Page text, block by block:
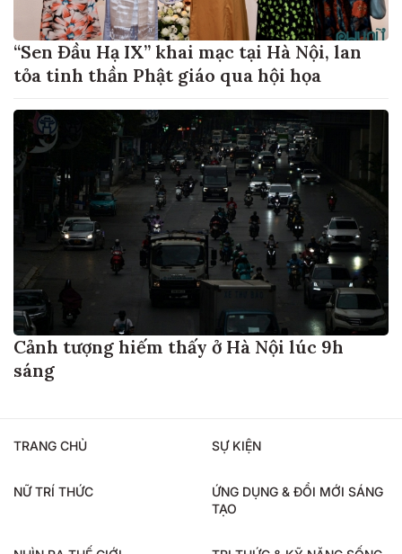
“Sen Đầu Hạ IX” khai mạc tại Hà Nội, lan
tỏa tinh thần Phật giáo qua hội họa
Cảnh tượng hiếm thấy ở Hà Nội lúc 9h
sáng
TRANG CHỦ SỰ KIỆN
NỮ TRÍ THỨC
ỨNG DỤNG & ĐỔI MỚI SÁNG
TẠO